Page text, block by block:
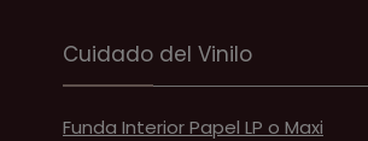
Cuidado del Vinilo
Funda Interior Papel LP o Maxi